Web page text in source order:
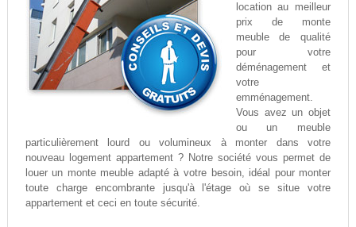
location au meilleur
prix de monte
meuble de qualité
pour votre
déménagement et
votre
emménagement.
Vous avez un objet
ou un meuble
particulièrement lourd ou volumineux à monter dans votre
nouveau logement appartement ? Notre société vous permet de
louer un monte meuble adapté à votre besoin, idéal pour monter
toute charge encombrante jusqu'à l'étage où se situe votre
appartement et ceci en toute sécurité.